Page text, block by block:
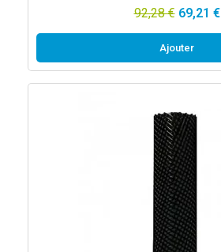
92,28 € 69,21 €
Ajouter